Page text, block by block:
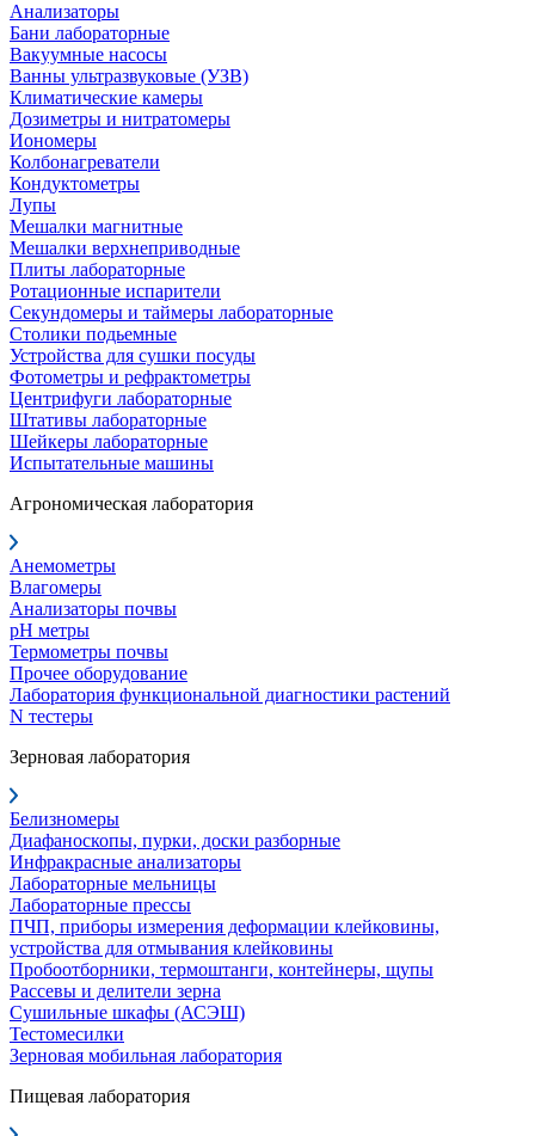
Анализаторы
Бани лабораторные
Вакуумные насосы
Ванны ультразвуковые (УЗВ)
Климатические камеры
Дозиметры и нитратомеры
Иономеры
Колбонагреватели
Кондуктометры
Лупы
Мешалки магнитные
Мешалки верхнеприводные
Плиты лабораторные
Ротационные испарители
Секундомеры и таймеры лабораторные
Столики подьемные
Устройства для сушки посуды
Фотометры и рефрактометры
Центрифуги лабораторные
Штативы лабораторные
Шейкеры лабораторные
Испытательные машины
Агрономическая лаборатория
Анемометры
Влагомеры
Анализаторы почвы
pH метры
Термометры почвы
Прочее оборудование
Лаборатория функциональной диагностики растений
N тестеры
Зерновая лаборатория
Белизномеры
Диафаноскопы, пурки, доски разборные
Инфракрасные анализаторы
Лабораторные мельницы
Лабораторные прессы
ПЧП, приборы измерения деформации клейковины,
устройства для отмывания клейковины
Пробоотборники, термоштанги, контейнеры, щупы
Рассевы и делители зерна
Сушильные шкафы (АСЭШ)
Тестомесилки
Зерновая мобильная лаборатория
Пищевая лаборатория